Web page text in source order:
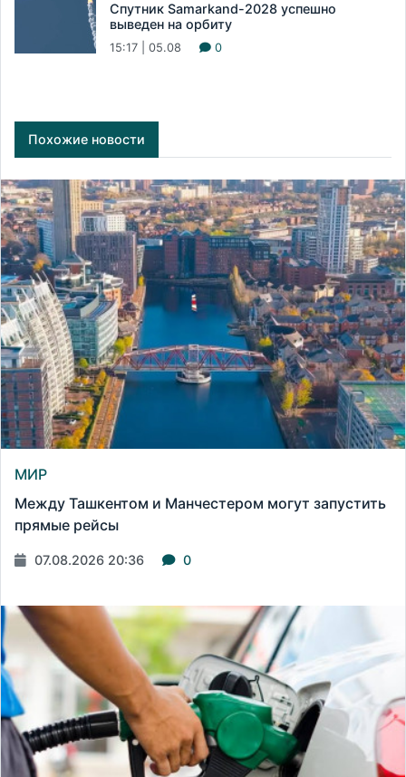
Спутник Samarkand-2028 успешно
выведен на орбиту
15:17 | 05.08 0
Похожие новости
МИР
Между Ташкентом и Манчестером могут запустить
прямые рейсы
07.08.2026 20:36 0